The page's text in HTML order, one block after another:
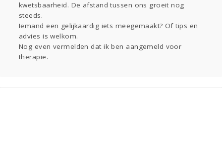
kwetsbaarheid. De afstand tussen ons groeit nog
steeds.
Iemand een gelijkaardig iets meegemaakt? Of tips en
advies is welkom.
Nog even vermelden dat ik ben aangemeld voor
therapie.